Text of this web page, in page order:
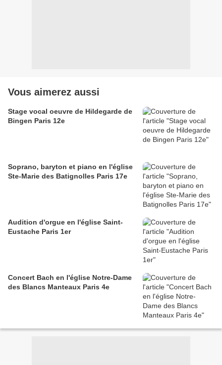
Vous aimerez aussi
Stage vocal oeuvre de Hildegarde de
Bingen Paris 12e
Soprano, baryton et piano en l'église
Ste-Marie des Batignolles Paris 17e
Audition d'orgue en l'église Saint-
Eustache Paris 1er
Concert Bach en l'église Notre-Dame
des Blancs Manteaux Paris 4e